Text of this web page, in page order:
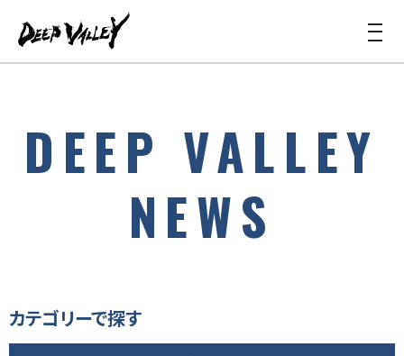
DEEP VALLEY
NEWS
カテゴリーで探す